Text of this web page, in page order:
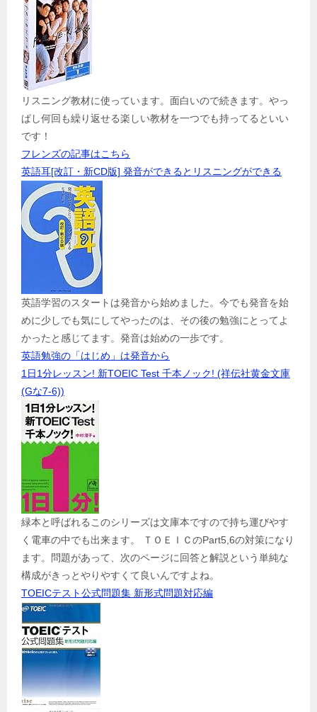
リスニング教材に使っています。面白いので続きます。やっ
ぱし何回も繰り返せる楽しい教材を一つでも持ってるといい
です！
フレンズの記事はこちら
英語耳[改訂・新CD版] 発音ができるとリスニングができる
英語学習のスタートは発音から始めました。今でも発音を始
めに少しでも気にしてやったのは、その後の勉強にとってよ
かったと感じてます。発音は始めの一歩です。
英語勉強の「はじめ」は発音から
1日1分レッスン! 新TOEIC Test 千本ノック! (祥伝社黄金文庫
(Gな7-6))
緑本と呼ばれるこのシリーズは文庫本ですので持ち運びやす
く電車の中でも出来ます。 ＴＯＥＩＣのPart5,6の対策になり
ます。問題があって、次のページに回答と解説という単純な
構成がきっとやりやすくて良いんですよね。
TOEICテスト公式問題集 新形式問題対応編